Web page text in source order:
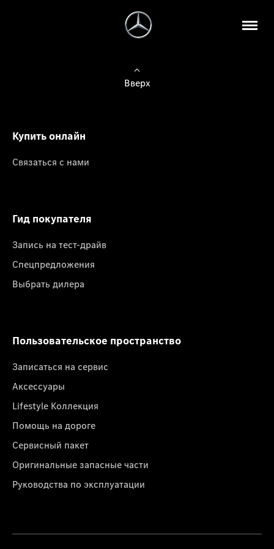
Вверх
Купить онлайн
Связаться с нами
Гид покупателя
Запись на тест-драйв
Спецпредложения
Выбрать дилера
Пользовательское пространство
Записаться на сервис
Аксессуары
Lifestyle Коллекция
Помощь на дороге
Сервисный пакет
Оригинальные запасные части
Руководства по эксплуатации